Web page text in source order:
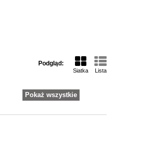
Podgląd:
Siatka Lista
Pokaż wszystkie